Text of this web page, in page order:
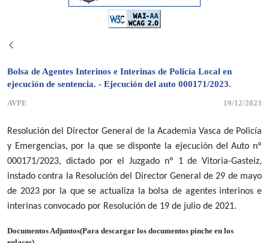
Bolsa de Agentes Interinos e Interinas de Policía Local en
ejecución de sentencia. - Ejecución del auto 000171/2023.
AVPE 19/12/2023
Resolución del Director General de la Academia Vasca de Policía
y Emergencias, por la que se disponte la ejecución del Auto nº
000171/2023, dictado por el Juzgado nº 1 de Vitoria-Gasteiz,
instado contra la Resolución del Director General de 29 de mayo
de 2023 por la que se actualiza la bolsa de agentes interinos e
interinas convocado por Resolución de 19 de julio de 2021.
Documentos Adjuntos(Para descargar los documentos pinche en los